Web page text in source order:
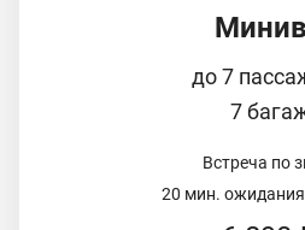
до 7
7
Встреча по
20 мин.